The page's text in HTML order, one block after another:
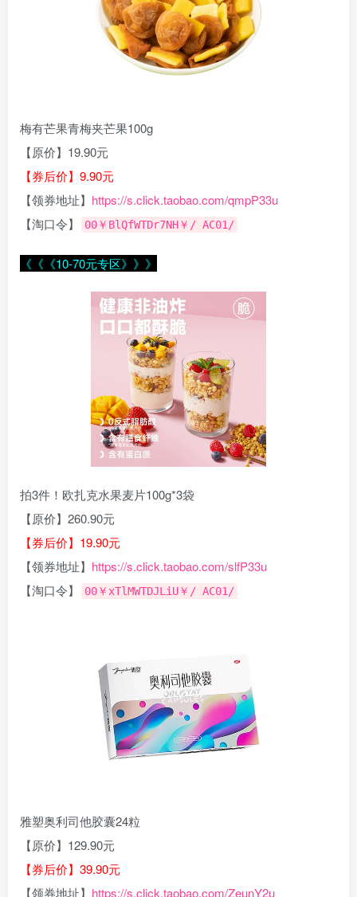
梅有芒果青梅夹芒果100g
【原价】19.90元
【券后价】9.90元
【领券地址】 https://s.click.taobao.com/qmpP33u
【淘口令】
00￥BlQfWTDr7NH￥/ AC01/
《《《10-70元专区》》》
拍3件！欧扎克水果麦片100g*3袋
【原价】260.90元
【券后价】19.90元
【领券地址】 https://s.click.taobao.com/slfP33u
【淘口令】
00￥xTlMWTDJLiU￥/ AC01/
雅塑奥利司他胶囊24粒
【原价】129.90元
【券后价】39.90元
【领券地址】 https://s.click.taobao.com/ZeunY2u